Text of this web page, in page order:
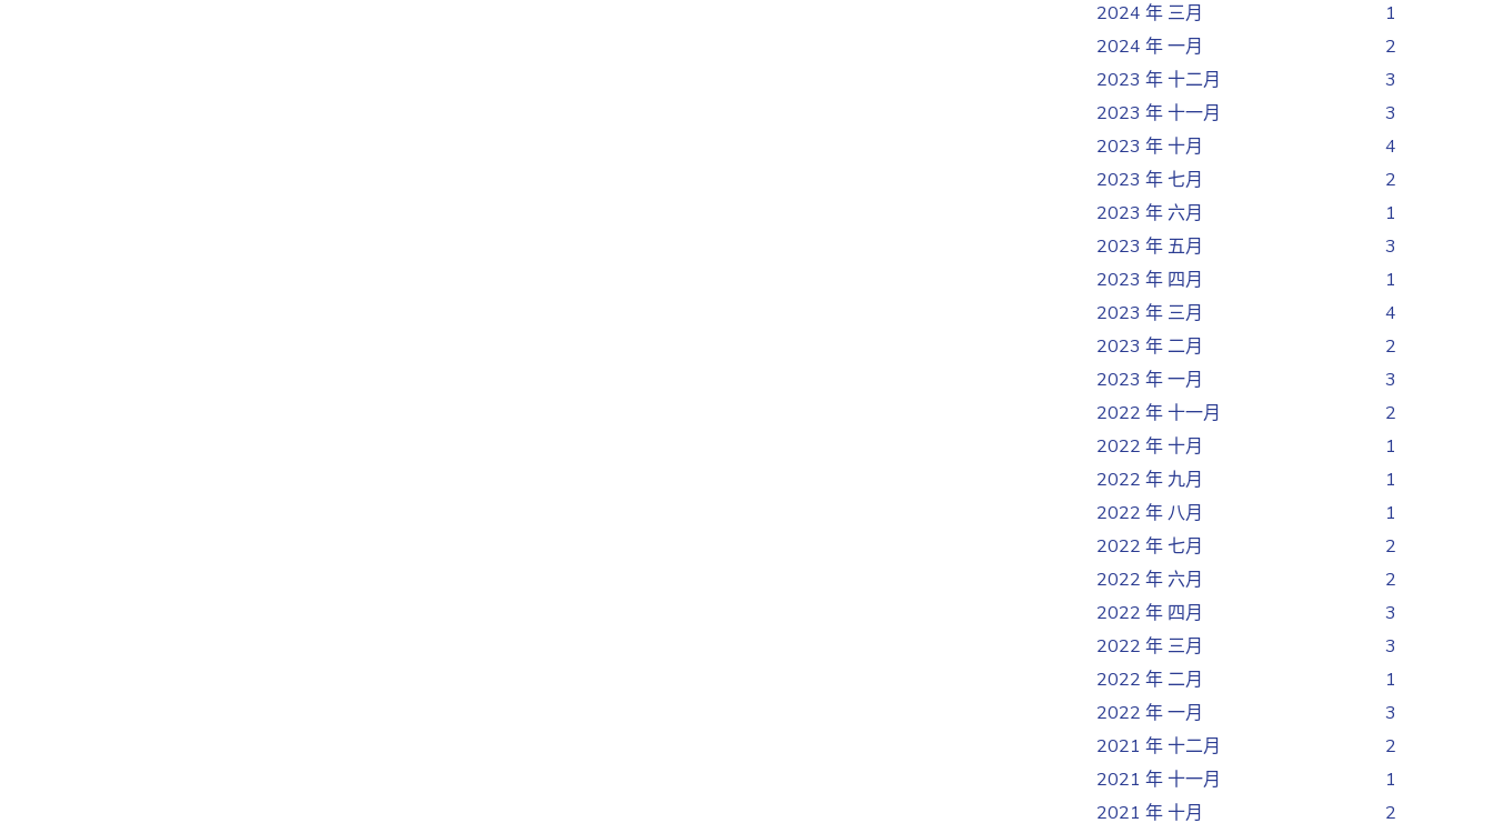
2024 年 三月
1
2024 年 一月
2
2023 年 十二月
3
2023 年 十一月
3
2023 年 十月
4
2023 年 七月
2
2023 年 六月
1
2023 年 五月
3
2023 年 四月
1
2023 年 三月
4
2023 年 二月
2
2023 年 一月
3
2022 年 十一月
2
2022 年 十月
1
2022 年 九月
1
2022 年 八月
1
2022 年 七月
2
2022 年 六月
2
2022 年 四月
3
2022 年 三月
3
2022 年 二月
1
2022 年 一月
3
2021 年 十二月
2
2021 年 十一月
1
2021 年 十月
2